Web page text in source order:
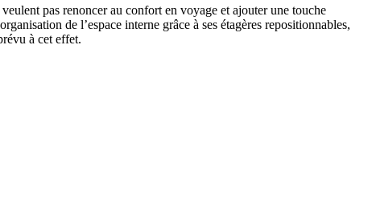
pas renoncer au confort en voyage et ajouter une touche
de l’espace interne grâce à ses étagères repositionnables,
à cet effet.